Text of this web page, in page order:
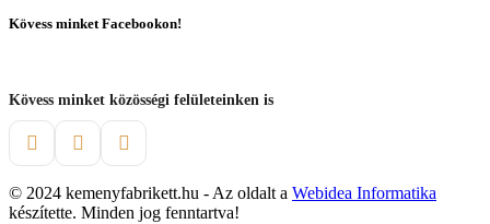
Kövess minket Facebookon!
Kövess minket közösségi felületeinken is
© 2024 kemenyfabrikett.hu - Az oldalt a Webidea Informatika
készítette. Minden jog fenntartva!